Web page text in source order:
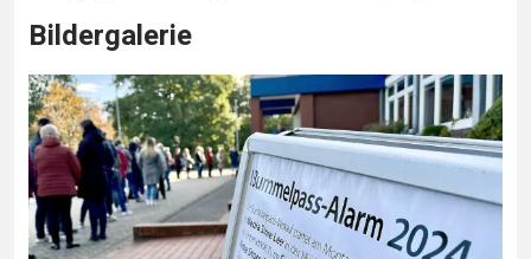
Bildergalerie